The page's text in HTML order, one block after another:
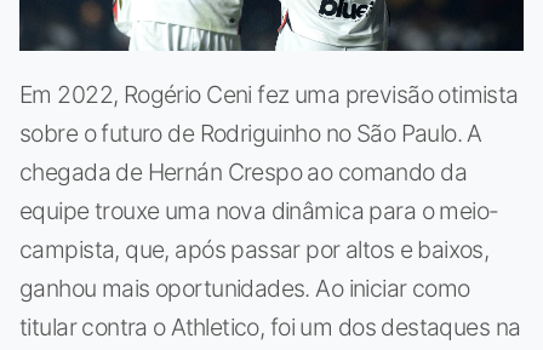
Em 2022, Rogério Ceni fez uma previsão otimista
sobre o futuro de Rodriguinho no São Paulo. A
chegada de Hernán Crespo ao comando da
equipe trouxe uma nova dinâmica para o meio-
campista, que, após passar por altos e baixos,
ganhou mais oportunidades. Ao iniciar como
titular contra o Athletico, foi um dos destaques na